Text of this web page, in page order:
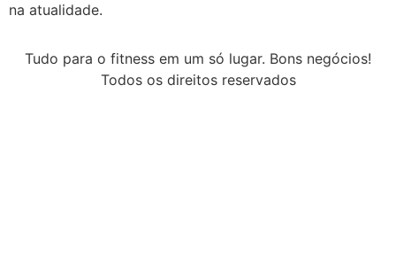
na atualidade.
Tudo para o fitness em um só lugar. Bons negócios!
Todos os direitos reservados